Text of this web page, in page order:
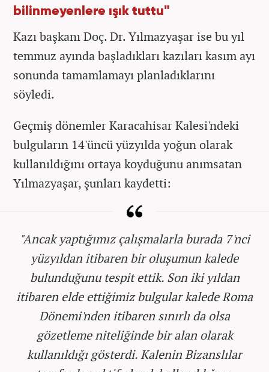
bilinmeyenlere ışık tuttu"
Kazı başkanı Doç. Dr. Yılmazyaşar ise bu yıl
temmuz ayında başladıkları kazıları kasım ayı
sonunda tamamlamayı planladıklarını
söyledi.
Geçmiş dönemler Karacahisar Kalesi'ndeki
bulguların 14'üncü yüzyılda yoğun olarak
kullanıldığını ortaya koyduğunu anımsatan
Yılmazyaşar, şunları kaydetti:
"Ancak yaptığımız çalışmalarla burada 7'nci
yüzyıldan itibaren bir oluşumun kalede
bulunduğunu tespit ettik. Son iki yıldan
itibaren elde ettiğimiz bulgular kalede Roma
Dönemi'nden itibaren sınırlı da olsa
gözetleme niteliğinde bir alan olarak
kullanıldığı gösterdi. Kalenin Bizanslılar